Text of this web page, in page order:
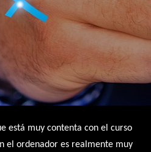
está muy contenta con el curso
el ordenador es realmente muy